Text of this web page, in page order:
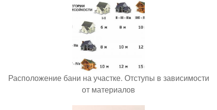
Расположение бани на участке. Отступы в зависимости
от материалов